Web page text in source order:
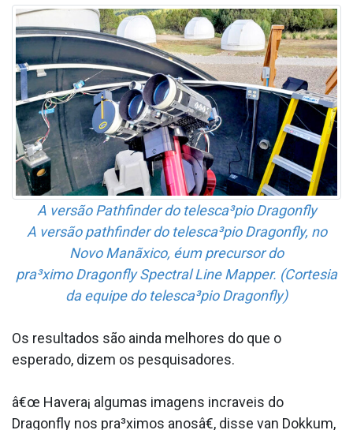
A versão Pathfinder do telesca³pio Dragonfly
A versão pathfinder do telesca³pio Dragonfly, no
Novo Manãxico, éum precursor do
pra³ximo Dragonfly Spectral Line Mapper. (Cortesia
da equipe do telesca³pio Dragonfly)
Os resultados são ainda melhores do que o
esperado, dizem os pesquisadores.
â€œ Havera¡ algumas imagens incra­veis do
Dragonfly nos pra³ximos anosâ€, disse van Dokkum,